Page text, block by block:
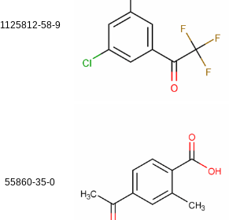
1125812-58-9
55860-35-0